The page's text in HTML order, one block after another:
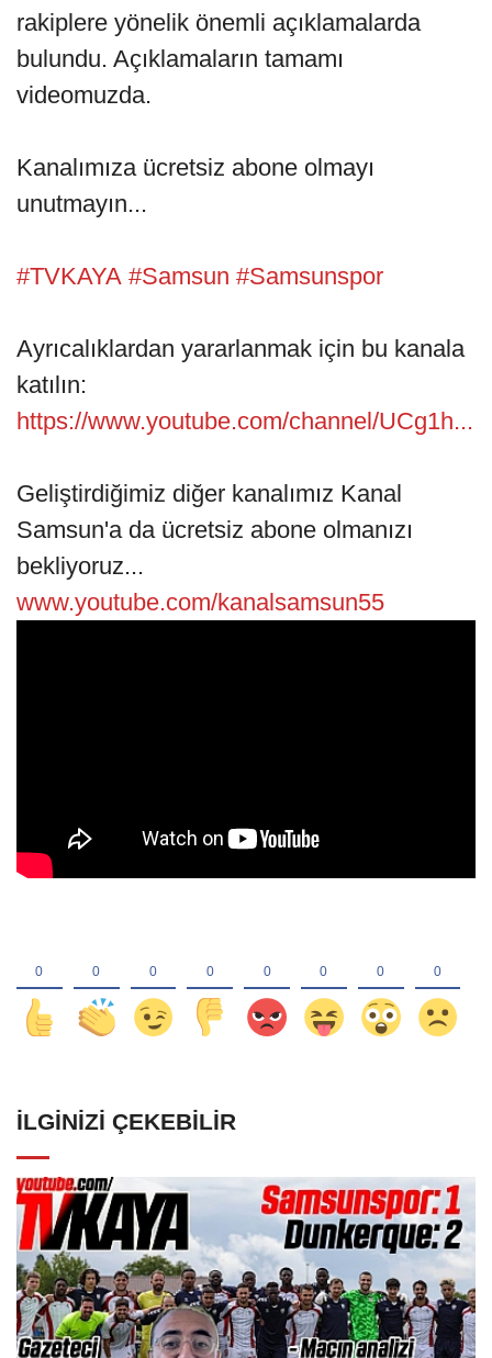
rakiplere yönelik önemli açıklamalarda
bulundu. Açıklamaların tamamı
videomuzda.
Kanalımıza ücretsiz abone olmayı
unutmayın...
#TVKAYA #Samsun #Samsunspor
Ayrıcalıklardan yararlanmak için bu kanala
katılın:
https://www.youtube.com/channel/UCg1h...
Geliştirdiğimiz diğer kanalımız Kanal
Samsun'a da ücretsiz abone olmanızı
bekliyoruz...
www.youtube.com/kanalsamsun55
İLGINIZI ÇEKEBILIR